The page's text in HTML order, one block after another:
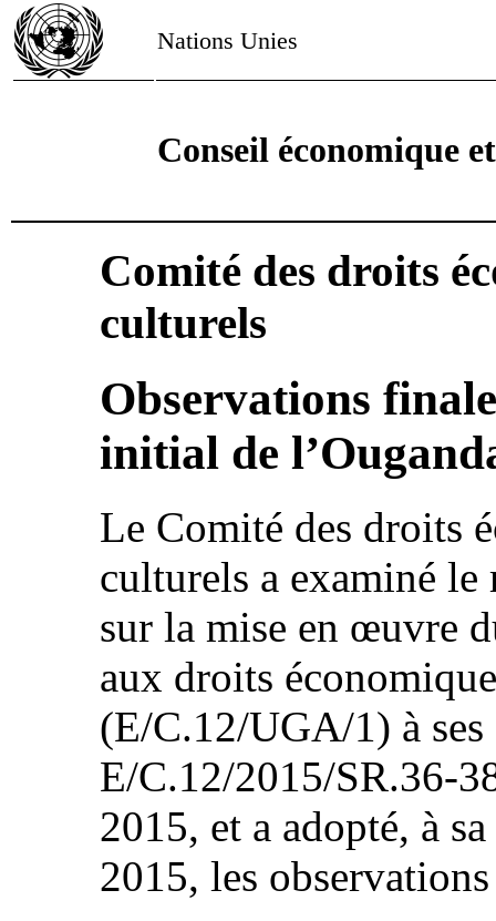
Nations Unies
Conseil économique
Comité des droits
culturels
Observations
initial de
Le Comité des droits
culturels a examiné
sur la mise en œuvre
aux droits
(E/C.12/UGA/1) à ses
E/C.12/2015/SR.36-
2015, et a adopté, à
2015, les